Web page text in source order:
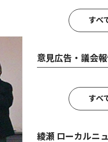
すべ
意見広告・議会
すべ
綾瀬 ローカルニ